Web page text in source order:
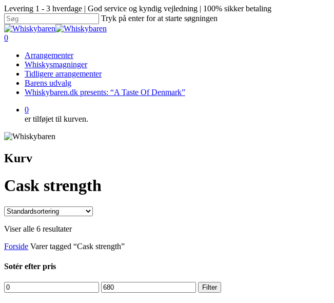
Levering 1 - 3 hverdage | God service og kyndig vejledning | 100% sikker betaling
Tryk på enter for at starte søgningen
0
Arrangementer
Whiskysmagninger
Tidligere arrangementer
Barens udvalg
Whiskybaren.dk presents: “A Taste Of Denmark”
0
er tilføjet til kurven.
Kurv
Cask strength
Viser alle 6 resultater
Forside Varer tagged “Cask strength”
Sotér efter pris
Filter